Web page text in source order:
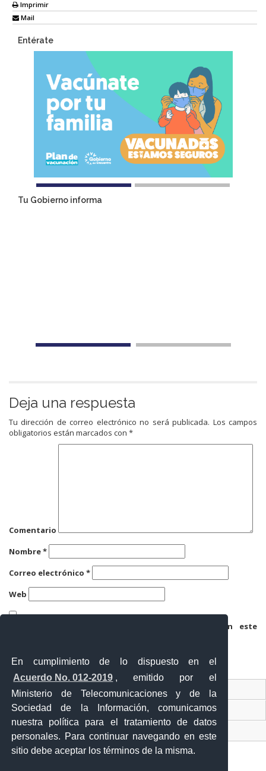
En cumplimiento de lo dispuesto en el
Acuerdo No. 012-2019 , emitido por el
Ministerio de Telecomunicaciones y de la
Sociedad de la Información, comunicamos
nuestra política para el tratamiento de datos
personales. Para continuar navegando en este
sitio debe aceptar los términos de la misma.
Imprimir
Mail
Entérate
Tu Gobierno informa
Deja una respuesta
Tu dirección de correo electrónico no será publicada. Los campos
obligatorios están marcados con *
Comentario
Nombre*
Correo electrónico *
Web
Guarda mi nombre, correo electrónico y web en este
Contacto Ciudadano
Ventanilla Única de Comercio Exterior
Sistema Nacional de Información (SNI)